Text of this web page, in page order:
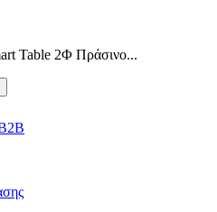
Table 2Φ Πράσινo...